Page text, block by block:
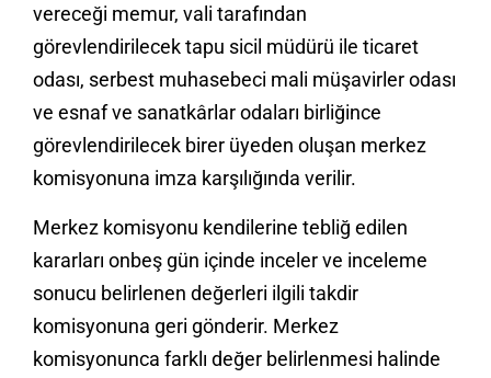
vereceği memur, vali tarafından
görevlendirilecek tapu sicil müdürü ile ticaret
odası, serbest muhasebeci mali müşavirler odası
ve esnaf ve sanatkârlar odaları birliğince
görevlendirilecek birer üyeden oluşan merkez
komisyonuna imza karşılığında verilir.
Merkez komisyonu kendilerine tebliğ edilen
kararları onbeş gün içinde inceler ve inceleme
sonucu belirlenen değerleri ilgili takdir
komisyonuna geri gönderir. Merkez
komisyonunca farklı değer belirlenmesi halinde